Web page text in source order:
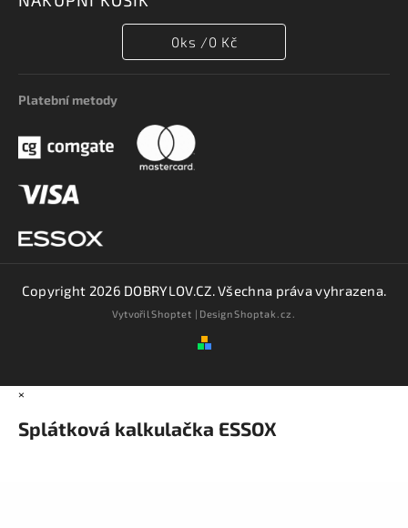
0ks /0 Kč
Platební metody
Copyright 2026 DOBRYLOV.CZ. Všechna práva vyhrazena.
VytvořilShoptet | DesignShoptak.cz.
×
Splátková kalkulačka ESSOX